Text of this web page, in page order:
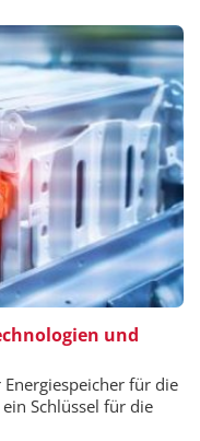
und
für die
Schlüssel für die